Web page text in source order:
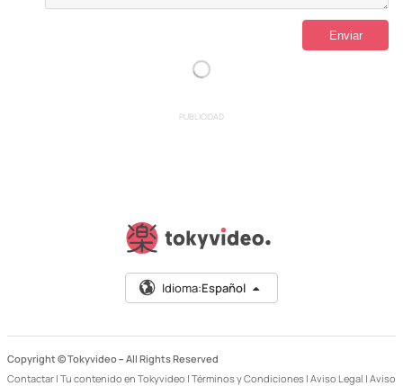
PUBLICIDAD
Idioma:Español
Copyright © Tokyvideo – All Rights Reserved
Contactar | Tu contenido en Tokyvideo | Términos y Condiciones | Aviso Legal | Aviso